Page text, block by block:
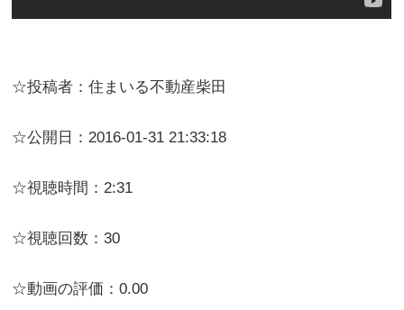
☆投稿者：住まいる不動産柴田
☆公開日：2016-01-31 21:33:18
☆視聴時間：2:31
☆視聴回数：30
☆動画の評価：0.00